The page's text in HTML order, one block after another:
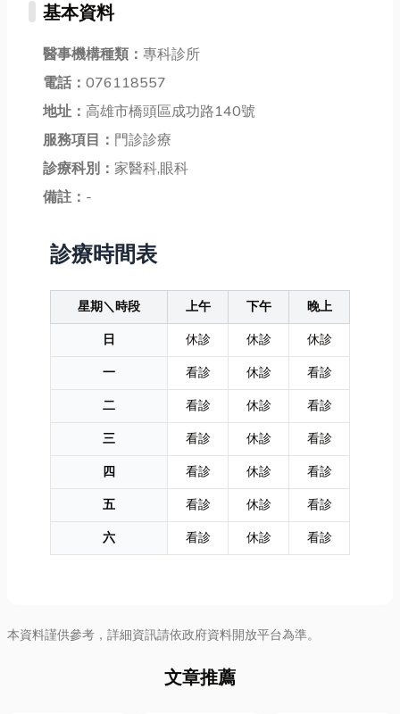
基本資料
醫事機構種類： 專科診所
電話： 076118557
地址： 高雄市橋頭區成功路140號
服務項目： 門診診療
診療科別： 家醫科,眼科
備註： -
診療時間表
星期＼時段 上午 下午
晚上
日
休診 休診
休診
一
看診 休診
看診
二
看診 休診
看診
三
看診 休診
看診
四
看診 休診
看診
五
看診 休診
看診
六
看診 休診 看診
本資料謹供參考，詳細資訊請依政府資料開放平台為準。
文章推薦